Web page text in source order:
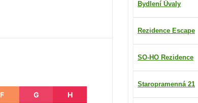
Bydlení Úvaly
Rezidence Escape
SO-HO Rezidence
Staropramenná 21
F G H